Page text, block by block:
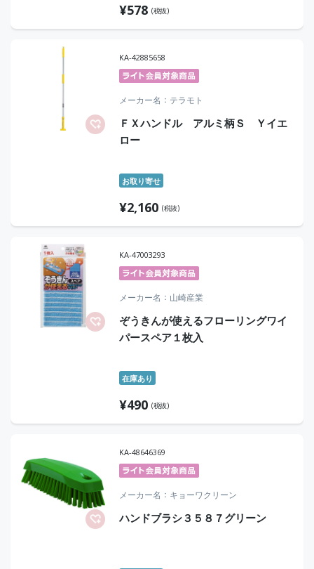
¥578 (税抜)
KA-42885658
メーカー名 テラモト
ＦＸハンドル アルミ柄Ｓ Ｙイエ
ロー
お取り寄せ
¥2,160 (税抜)
KA-47003293
メーカー名 山崎産業
ぞうきんが使えるフローリングワイ
パースペア１枚入
在庫あり
¥490 (税抜)
KA-48646369
メーカー名 キョーワクリーン
ハンドブラシ３５８７グリーン